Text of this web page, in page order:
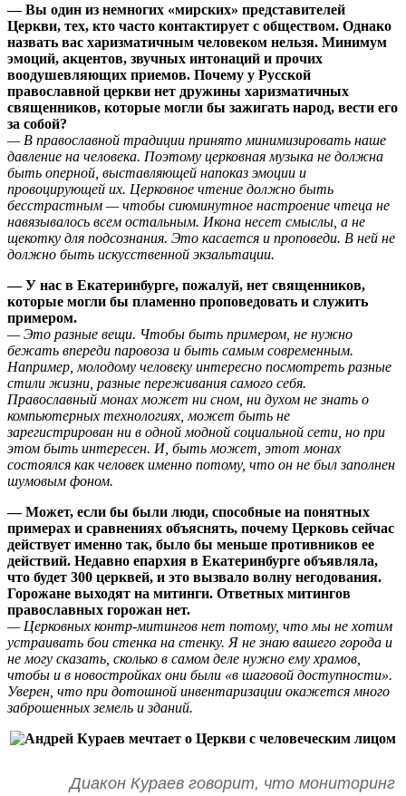
— Вы один из немногих «мирских» представителей
Церкви, тех, кто часто контактирует с обществом. Однако
назвать вас харизматичным человеком нельзя. Минимум
эмоций, акцентов, звучных интонаций и прочих
воодушевляющих приемов. Почему у Русской
православной церкви нет дружины харизматичных
священников, которые могли бы зажигать народ, вести его
за собой?
— В православной традиции принято минимизировать наше
давление на человека. Поэтому церковная музыка не должна
быть оперной, выставляющей напоказ эмоции и
провоцирующей их. Церковное чтение должно быть
бесстрастным — чтобы сиюминутное настроение чтеца не
навязывалось всем остальным. Икона несет смыслы, а не
щекотку для подсознания. Это касается и проповеди. В ней не
должно быть искусственной экзальтации.
— У нас в Екатеринбурге, пожалуй, нет священников,
которые могли бы пламенно проповедовать и служить
примером.
— Это разные вещи. Чтобы быть примером, не нужно
бежать впереди паровоза и быть самым современным.
Например, молодому человеку интересно посмотреть разные
стили жизни, разные переживания самого себя.
Православный монах может ни сном, ни духом не знать о
компьютерных технологиях, может быть не
зарегистрирован ни в одной модной социальной сети, но при
этом быть интересен. И, быть может, этот монах
состоялся как человек именно потому, что он не был заполнен
шумовым фоном.
— Может, если бы были люди, способные на понятных
примерах и сравнениях объяснять, почему Церковь сейчас
действует именно так, было бы меньше противников ее
действий. Недавно епархия в Екатеринбурге объявляла,
что будет 300 церквей, и это вызвало волну негодования.
Горожане выходят на митинги. Ответных митингов
православных горожан нет.
— Церковных контр-митингов нет потому, что мы не хотим
устраивать бои стенка на стенку. Я не знаю вашего города и
не могу сказать, сколько в самом деле нужно ему храмов,
чтобы и в новостройках они были «в шаговой доступности».
Уверен, что при дотошной инвентаризации окажется много
заброшенных земель и зданий.
Диакон Кураев говорит, что мониторинг